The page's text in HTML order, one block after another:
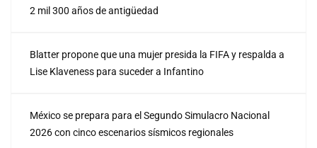
2 mil 300 años de antigüedad
Blatter propone que una mujer presida la FIFA y respalda a
Lise Klaveness para suceder a Infantino
México se prepara para el Segundo Simulacro Nacional
2026 con cinco escenarios sísmicos regionales